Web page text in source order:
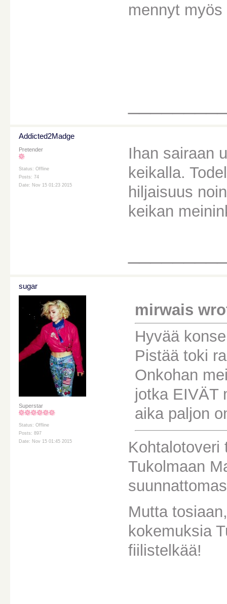
mennyt
Addicted2Madge
Pretender
Status: Offline
Posts: 74
Date: Nov 15 01:23 2015
Ihan sairaan
keikalla.
hiljaisuus
keikan
sugar
Superstar
Status: Offline
Posts: 897
Date: Nov 15 01:45 2015
mirwais
Hyvää
Pistää toki
Onkohan
jotka EIVÄT
aika paljon
Kohtalotoveri
Tukolmaan
Mutta
kokemuksia
fiilistelkää!